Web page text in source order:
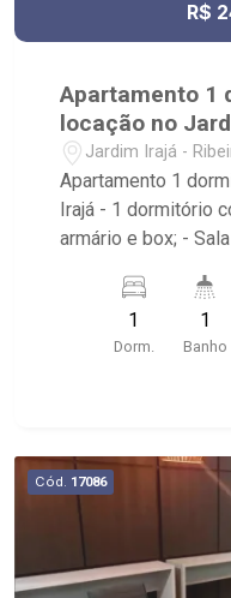
R$
Apartamento 1
locação no
Jardim Irajá -
Apartamento 1
Irajá - 1 dormitório
armário e box; -
Próximo ao
Municipal Dr. Luis
Shopping.
1
Dorm.
1
Banho
Cód. 17086